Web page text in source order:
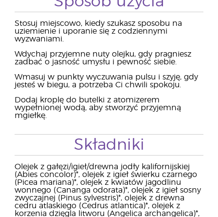
Stosuj miejscowo, kiedy szukasz sposobu na
uziemienie i uporanie się z codziennymi
wyzwaniami.
Wdychaj przyjemne nuty olejku, gdy pragniesz
zadbać o jasność umysłu i pewność siebie.
Wmasuj w punkty wyczuwania pulsu i szyję, gdy
jesteś w biegu, a potrzeba Ci chwili spokoju.
Dodaj kroplę do butelki z atomizerem
wypełnionej wodą, aby stworzyć przyjemną
mgiełkę.
Składniki
Olejek z gałęzi/igieł/drewna jodły kalifornijskiej
(Abies concolor)*, olejek z igieł świerku czarnego
(Picea mariana)*, olejek z kwiatów jagodlinu
wonnego (Cananga odorata)*, olejek z igieł sosny
zwyczajnej (Pinus sylvestris)*, olejek z drewna
cedru atlaskiego (Cedrus atlantica)*, olejek z
korzenia dzięgla litworu (Angelica archangelica)*,